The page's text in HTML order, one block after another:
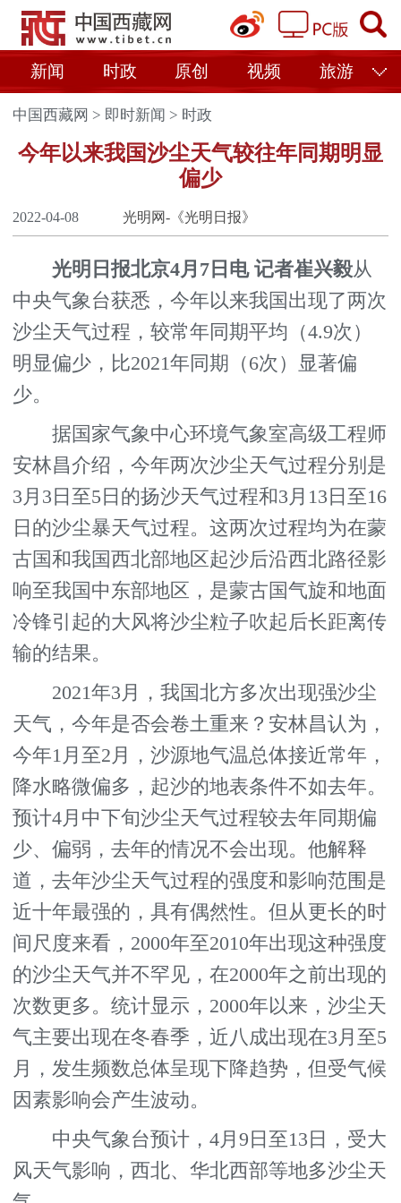
新闻 时政 原创 视频 旅游
中国西藏网 > 即时新闻 > 时政
今年以来我国沙尘天气较往年同期明显
偏少
2022-04-08 光明网-《光明日报》
光明日报北京4月7日电 记者崔兴毅从
中央气象台获悉，今年以来我国出现了两次
沙尘天气过程，较常年同期平均（4.9次）
明显偏少，比2021年同期（6次）显著偏
少。
据国家气象中心环境气象室高级工程师
安林昌介绍，今年两次沙尘天气过程分别是
3月3日至5日的扬沙天气过程和3月13日至16
日的沙尘暴天气过程。这两次过程均为在蒙
古国和我国西北部地区起沙后沿西北路径影
响至我国中东部地区，是蒙古国气旋和地面
冷锋引起的大风将沙尘粒子吹起后长距离传
输的结果。
2021年3月，我国北方多次出现强沙尘
天气，今年是否会卷土重来？安林昌认为，
今年1月至2月，沙源地气温总体接近常年，
降水略微偏多，起沙的地表条件不如去年。
预计4月中下旬沙尘天气过程较去年同期偏
少、偏弱，去年的情况不会出现。他解释
道，去年沙尘天气过程的强度和影响范围是
近十年最强的，具有偶然性。但从更长的时
间尺度来看，2000年至2010年出现这种强度
的沙尘天气并不罕见，在2000年之前出现的
次数更多。统计显示，2000年以来，沙尘天
气主要出现在冬春季，近八成出现在3月至5
月，发生频数总体呈现下降趋势，但受气候
因素影响会产生波动。
中央气象台预计，4月9日至13日，受大
风天气影响，西北、华北西部等地多沙尘天